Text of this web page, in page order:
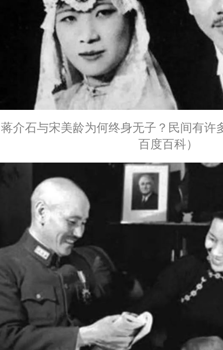
蒋介石与宋美龄为何终身无子？民间有许
百度百科）